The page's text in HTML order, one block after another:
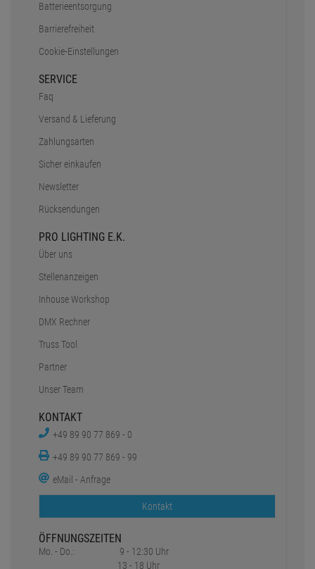
Batterieentsorgung
Barrierefreiheit
Cookie-Einstellungen
SERVICE
Faq
Versand & Lieferung
Zahlungsarten
Sicher einkaufen
Newsletter
Rücksendungen
PRO LIGHTING E.K.
Über uns
Stellenanzeigen
Inhouse Workshop
DMX Rechner
Truss Tool
Partner
Unser Team
KONTAKT
+49 89 90 77 869 - 0
+49 89 90 77 869 - 99
eMail - Anfrage
Kontakt
ÖFFNUNGSZEITEN
Mo. - Do.:
9 - 12:30 Uhr
13 - 18 Uhr